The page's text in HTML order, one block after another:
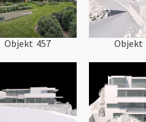
Objekt 457 Objekt